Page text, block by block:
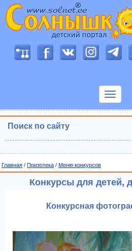
Показать
Поиск по сайту
Главная / Призотека / Меню конкурсов
Конкурсы для детей,
Конкурсная